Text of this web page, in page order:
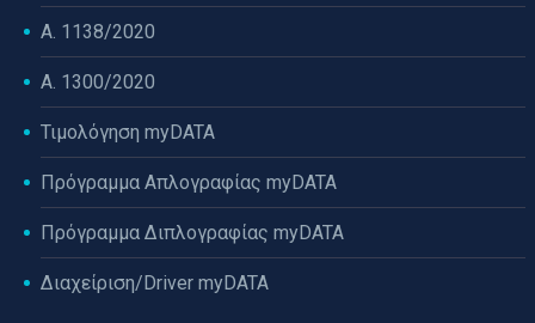
Α. 1138/2020
Α. 1300/2020
Τιμολόγηση myDATA
Πρόγραμμα Απλογραφίας myDATA
Πρόγραμμα Διπλογραφίας myDATA
Διαχείριση/Driver myDATA